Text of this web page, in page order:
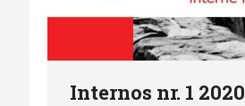
Internos nr. 1 2020